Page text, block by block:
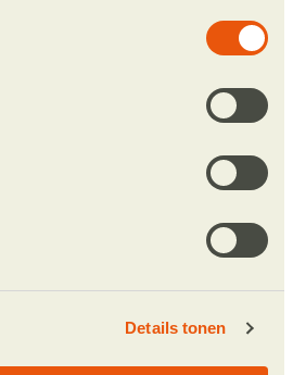
Details tonen
communities: a three-year
follow-up feasibility study in
The Development of a Mobile
Peripheral Health Workers to
Diagnose and Treat People with
morbidity and disability